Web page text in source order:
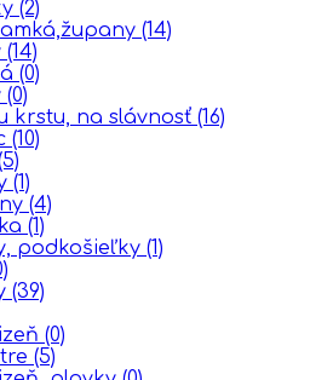
(2)
(14)
(14)
(0)
(0)
krstu, na slávnosť (16)
(10)
(1)
(4)
(1)
podkošieľky (1)
(39)
(0)
(5)